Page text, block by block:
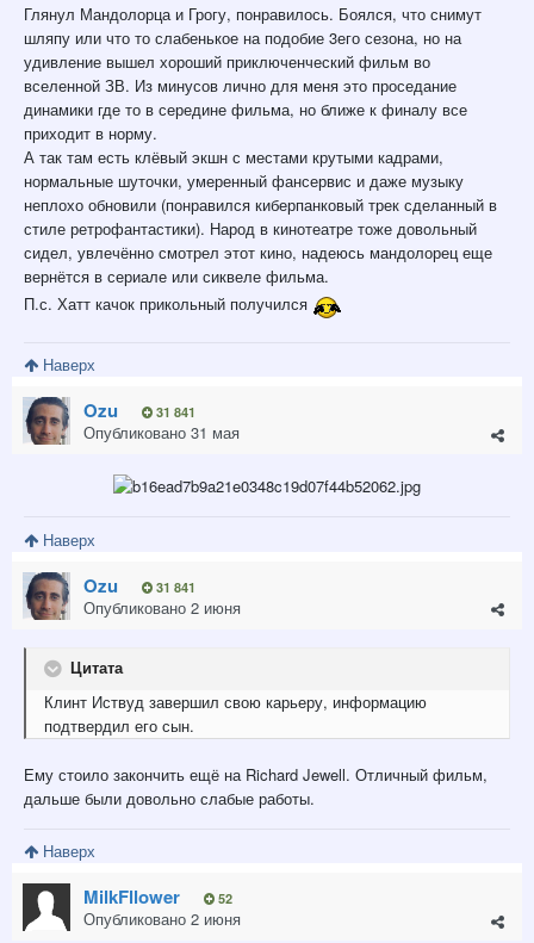
Глянул Мандолорца и Грогу, понравилось. Боялся, что снимут
шляпу или что то слабенькое на подобие 3его сезона, но на
удивление вышел хороший приключенческий фильм во
вселенной ЗВ. Из минусов лично для меня это проседание
динамики где то в середине фильма, но ближе к финалу все
приходит в норму.
А так там есть клёвый экшн с местами крутыми кадрами,
нормальные шуточки, умеренный фансервис и даже музыку
неплохо обновили (понравился киберпанковый трек сделанный в
стиле ретрофантастики). Народ в кинотеатре тоже довольный
сидел, увлечённо смотрел этот кино, надеюсь мандолорец еще
вернётся в сериале или сиквеле фильма.
П.с. Хатт качок прикольный получился
Наверх
Ozu 31 841
Опубликовано 31 мая
Наверх
Ozu 31 841
Опубликовано 2 июня
Цитата
Клинт Иствуд завершил свою карьеру, информацию
подтвердил его сын.
Ему стоило закончить ещё на Richard Jewell. Отличный фильм,
дальше были довольно слабые работы.
Наверх
MilkFllower 52
Опубликовано 2 июня